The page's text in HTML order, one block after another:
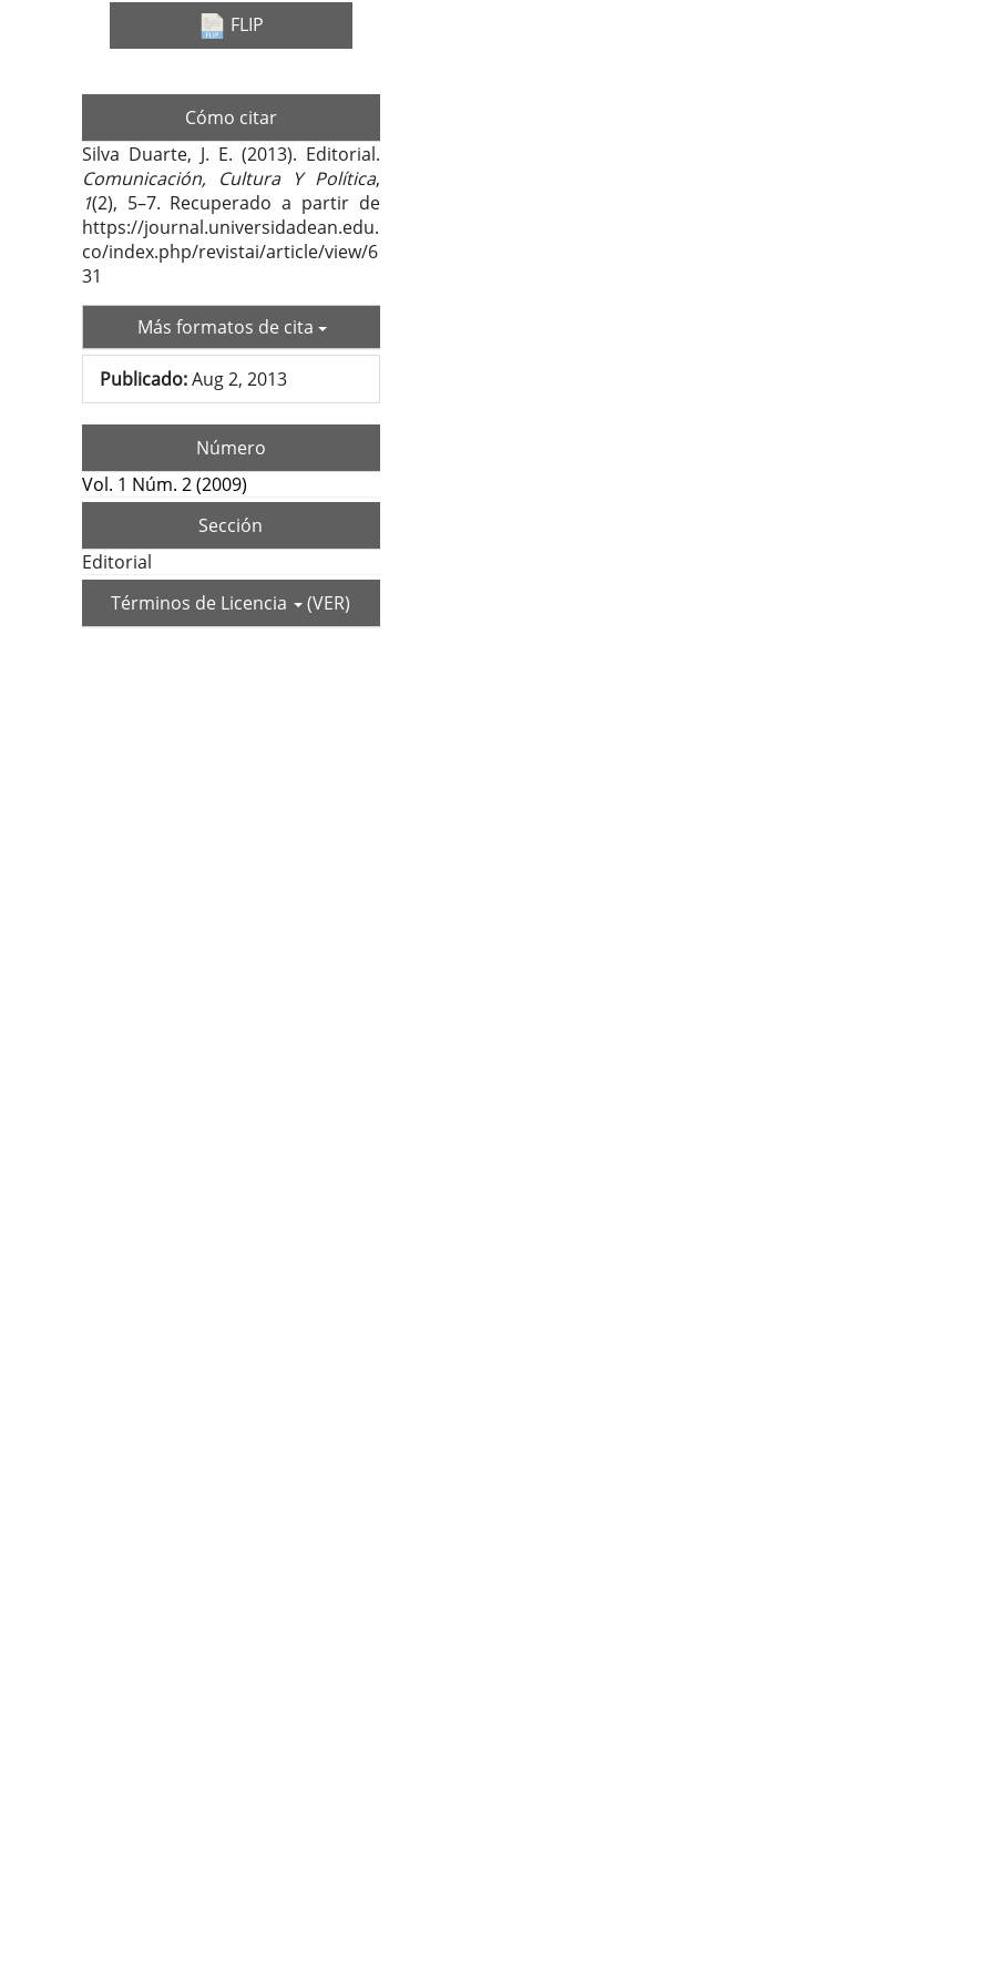
FLIP
Cómo citar
Silva Duarte, J. E. (2013). Editorial.
Comunicación, Cultura Y Política,
1(2), 5–7. Recuperado a partir de
https://journal.universidadean.edu.
co/index.php/revistai/article/view/6
31
Más formatos de cita
Publicado:Aug 2, 2013
Número
Vol. 1 Núm. 2 (2009)
Sección
Editorial
Términos de Licencia
(VER)